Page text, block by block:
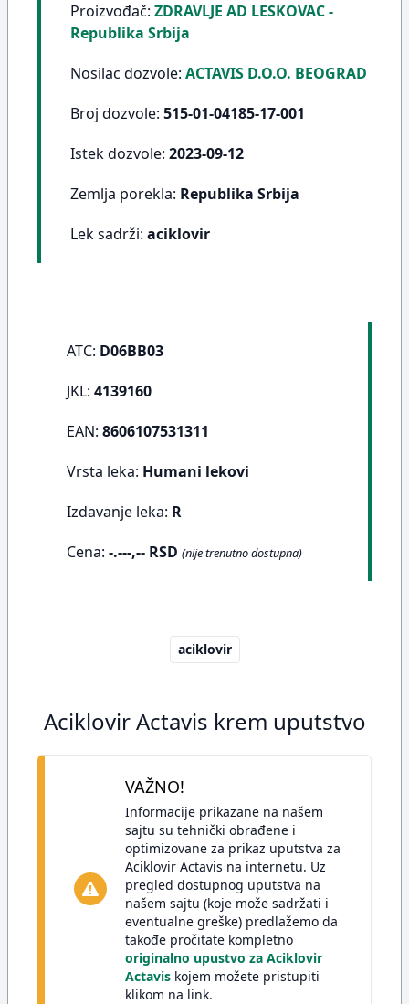
Proizvođač: ZDRAVLJE AD LESKOVAC -
Republika Srbija
Nosilac dozvole: ACTAVIS D.O.O. BEOGRAD
Broj dozvole: 515-01-04185-17-001
Istek dozvole: 2023-09-12
Zemlja porekla: Republika Srbija
Lek sadrži: aciklovir
ATC: D06BB03
JKL: 4139160
EAN: 8606107531311
Vrsta leka: Humani lekovi
Izdavanje leka: R
Cena: -.---,-- RSD (nije trenutno dostupna)
aciklovir
Aciklovir Actavis krem uputstvo
VAŽNO!
Informacije prikazane na našem
sajtu su tehnički obrađene i
optimizovane za prikaz uputstva za
Aciklovir Actavis na internetu. Uz
pregled dostupnog uputstva na
našem sajtu (koje može sadržati i
eventualne greške) predlažemo da
takođe pročitate kompletno
originalno upustvo za Aciklovir
Actavis kojem možete pristupiti
klikom na link.